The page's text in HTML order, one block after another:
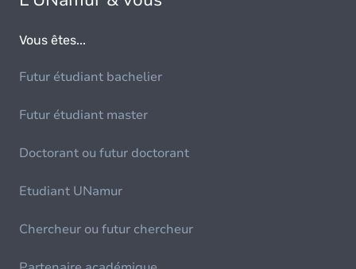
Vous êtes...
Futur étudiant bachelier
Futur étudiant master
Doctorant ou futur doctorant
Etudiant UNamur
Chercheur ou futur chercheur